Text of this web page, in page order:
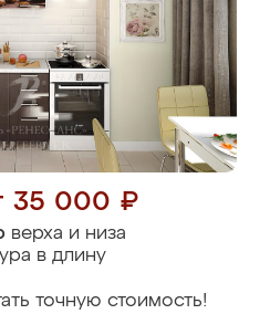
35 000 ₽
верха и низа
в длину
точную стоимость!